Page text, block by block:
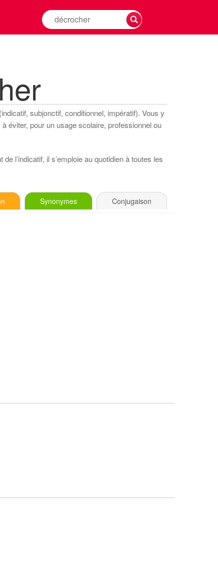
Rechercher
la
subjonctif, conditionnel, impératif). Vous y
éviter, pour un usage scolaire, professionnel ou
de l’indicatif, il s’emploie au quotidien à toutes les
Synonymes Conjugaison